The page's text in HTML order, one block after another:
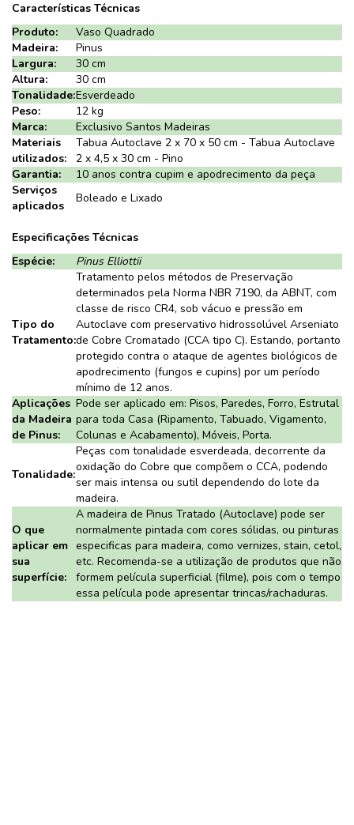
Características Técnicas
Produto:
Vaso Quadrado
Madeira:
Pinus
Largura:
30 cm
Altura:
30 cm
Tonalidade:Esverdeado
Peso:
12 kg
Marca:
Exclusivo Santos Madeiras
Materiais
utilizados:
Tabua Autoclave 2 x 70 x 50 cm - Tabua Autoclave
2 x 4,5 x 30 cm - Pino
Garantia:
10 anos contra cupim e apodrecimento da peça
Serviços
aplicados
Boleado e Lixado
Especificações Técnicas
Espécie:
Pinus Elliottii
Tipo do
Tratamento:
Tratamento pelos métodos de Preservação
determinados pela Norma NBR 7190, da ABNT, com
classe de risco CR4, sob vácuo e pressão em
Autoclave com preservativo hidrossolúvel Arseniato
de Cobre Cromatado (CCA tipo C). Estando, portanto
protegido contra o ataque de agentes biológicos de
apodrecimento (fungos e cupins) por um período
mínimo de 12 anos.
Aplicações
da Madeira
de Pinus:
Pode ser aplicado em: Pisos, Paredes, Forro, Estrutal
para toda Casa (Ripamento, Tabuado, Vigamento,
Colunas e Acabamento), Móveis, Porta.
Tonalidade:
Peças com tonalidade esverdeada, decorrente da
oxidação do Cobre que compõem o CCA, podendo
ser mais intensa ou sutil dependendo do lote da
madeira.
O que
aplicar em
sua
superfície:
A madeira de Pinus Tratado (Autoclave) pode ser
normalmente pintada com cores sólidas, ou pinturas
especificas para madeira, como vernizes, stain, cetol,
etc. Recomenda-se a utilização de produtos que não
formem película superficial (filme), pois com o tempo
essa película pode apresentar trincas/rachaduras.